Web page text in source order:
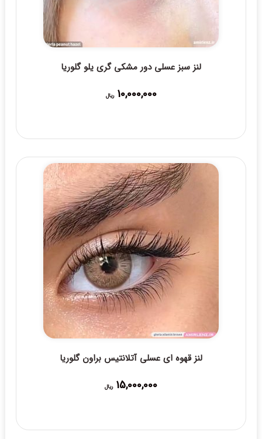
لنز سبز عسلی دور مشکی گری یلو گلوریا
10,000,000 ریال
لنز قهوه ای عسلی آتلانتیس براون گلوریا
15,000,000 ریال